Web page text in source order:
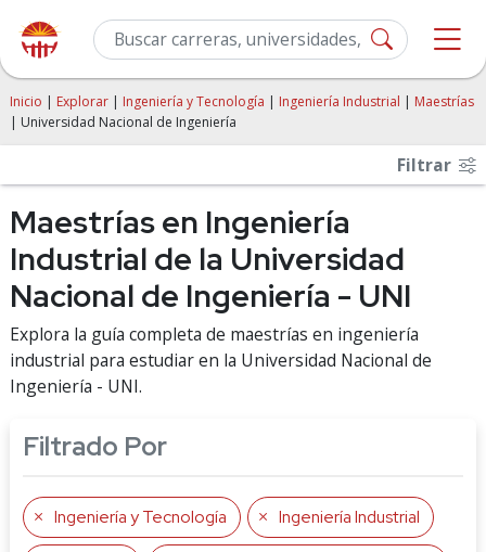
Inicio | Explorar | Ingeniería y Tecnología | Ingeniería Industrial | Maestrías
| Universidad Nacional de Ingeniería
Filtrar
Maestrías en Ingeniería
Industrial de la Universidad
Nacional de Ingeniería - UNI
Explora la guía completa de maestrías en ingeniería
industrial para estudiar en la Universidad Nacional de
Ingeniería - UNI.
Filtrado Por
Ingeniería y Tecnología Ingeniería Industrial